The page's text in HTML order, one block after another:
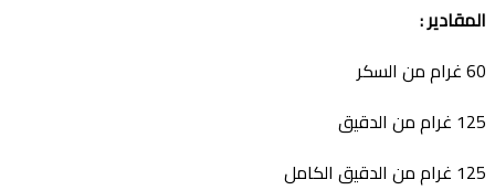
المقادير:
60 غرام من السكر
125 غرام من الدقيق
125 غرام من الدقيق الكامل